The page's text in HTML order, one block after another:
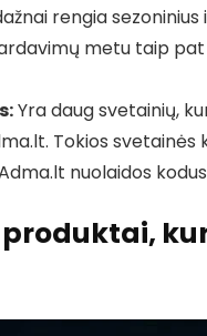
rengia
metu taip
Yra daug svetainių,
Tokios svetainės
nuolaidos